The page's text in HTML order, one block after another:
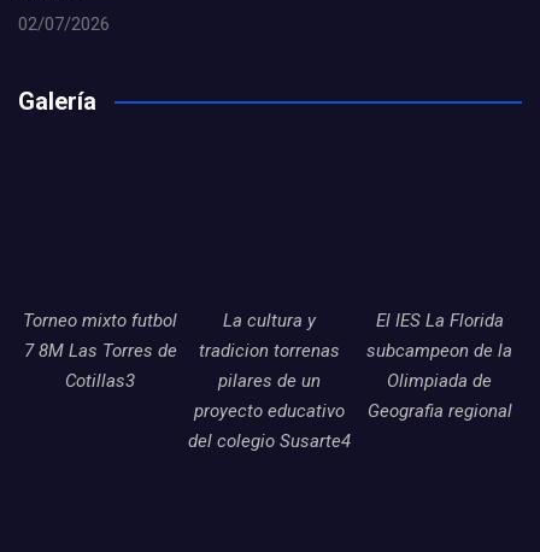
02/07/2026
Galería
Torneo mixto futbol
7 8M Las Torres de
Cotillas3
La cultura y
tradicion torrenas
pilares de un
proyecto educativo
del colegio Susarte4
El IES La Florida
subcampeon de la
Olimpiada de
Geografia regional